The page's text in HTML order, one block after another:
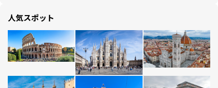
人気スポット